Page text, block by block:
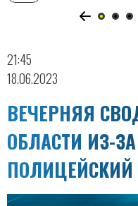
21:45
18.06.2023
ВЕЧЕРНЯЯ
ОБЛАСТИ ИЗ-